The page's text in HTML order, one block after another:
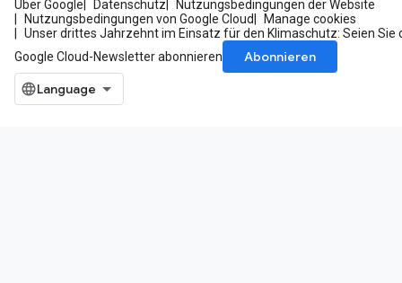
Über Google Datenschutz
Nutzungsbedingungen der Website
Nutzungsbedingungen von Google Cloud
Manage cookies
Unser drittes Jahrzehnt im Einsatz für den Klimaschutz: Seien Sie
Google Cloud-Newsletter abonnieren
Abonnieren